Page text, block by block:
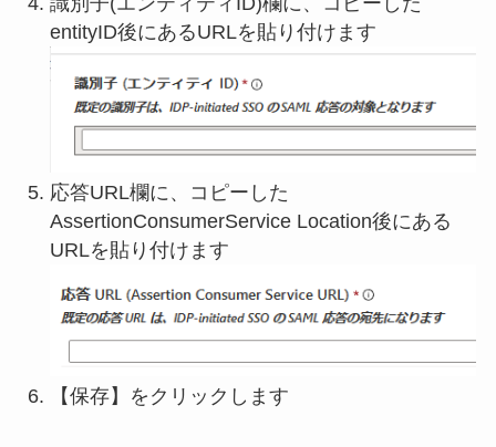
entityID後にあるURLを貼り付けます
応答URL欄に、コピーした
AssertionConsumerService Location後にある
URLを貼り付けます
【保存】をクリックします